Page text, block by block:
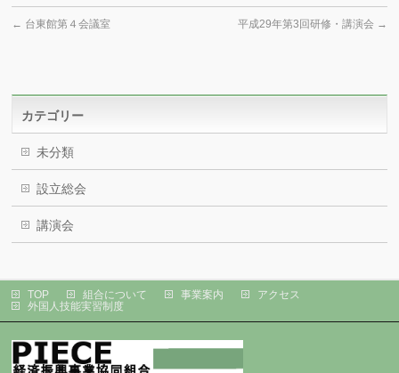
← 台東館第４会議室 平成29年第3回研修・講演会 →
カテゴリー
未分類
設立総会
講演会
TOP 組合について 事業案内
アクセス
外国人技能実習制度